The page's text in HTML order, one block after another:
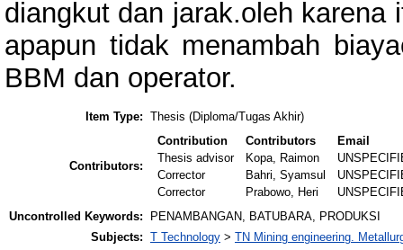
diangkut dan jarak.oleh karena
apapun tidak menambah
BBM dan operator.
Item Type: Thesis (Diploma/Tugas Akhir)
Contributors:
Contribution Contributors
Email
Thesis advisor
Kopa, Raimon
Corrector
Bahri, Syamsul
Corrector
Prabowo, Heri
Uncontrolled Keywords:
PENAMBANGAN, BATUBARA, PRODUKSI
Subjects: T Technology > TN Mining engineering.